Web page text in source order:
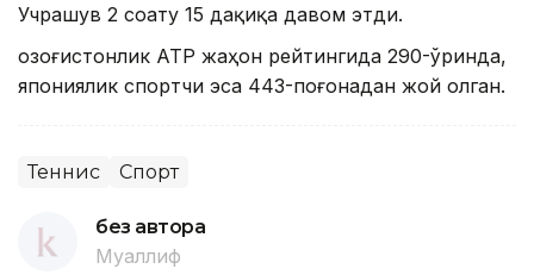
Учрашув 2 соату 15 дақиқа давом этди.
Қозоғистонлик АТР жаҳон рейтингида 290-ўринда,
япониялик спортчи эса 443-поғонадан жой олган.
Теннис Спорт
без автора
Муаллиф